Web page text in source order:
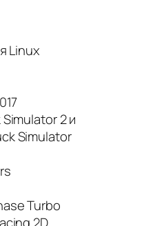
Linux
2 и
Simulator
Turbo
2D